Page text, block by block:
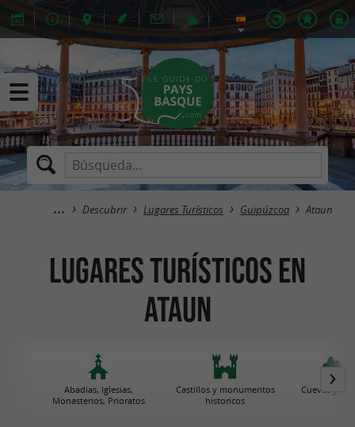
Descubrir Lugares Turísticos Guipúzcoa Ataun
Lugares Turísticos en
Ataun
Abadias, Iglesias,
Monasterios, Prioratos
Castillos y monumentos
historicos
Cuevas y